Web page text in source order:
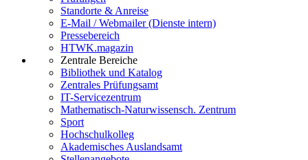
Standorte & Anreise
E-Mail / Webmailer (Dienste intern)
Pressebereich
HTWK.magazin
Zentrale Bereiche
Bibliothek und Katalog
Zentrales Prüfungsamt
IT-Servicezentrum
Mathematisch-Naturwissensch. Zentrum
Sport
Hochschulkolleg
Akademisches Auslandsamt